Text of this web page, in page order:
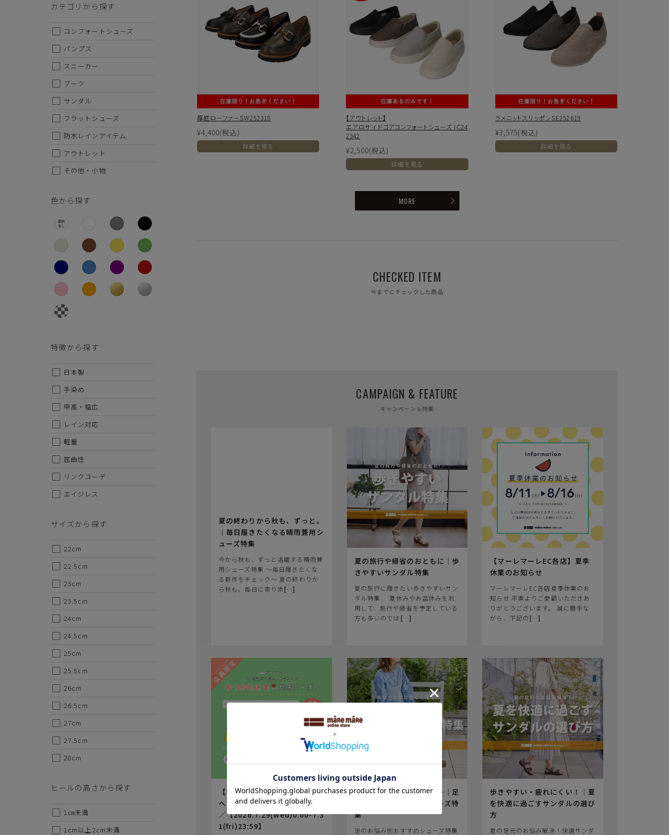
厚底ローファーSW252318
¥4,400(税込)
詳細を見る
【アウトレット】
エアロサイドゴアコンフォートシューズ IC24
2342
¥2,500(税込)
詳細を見る
ラメニットスリッポンSE252619
¥3,575(税込)
詳細を見る
MORE
CHECKED ITEM
今までにチェックした商品
CAMPAIGN & FEATURE
キャンペーン＆特集
夏の終わりから秋も、ずっと。
｜毎日履きたくなる晴雨兼用シ
ューズ特集
今から秋も、ずっと活躍する晴雨兼
用シューズ特集 ～毎日履きたくな
る新作をチェック～ 夏の終わりか
ら秋も。毎日に寄り添[…]
夏の旅行や帰省のおともに｜歩
きやすいサンダル特集
夏の旅行に履きたい歩きやすいサン
ダル特集 ⠀ 夏休みやお盆休みを利
用して、旅行や帰省を予定している
方も多いのでは […]
【マーレマーレEC各店】夏季
休業のお知らせ
マーレマーレEC各店夏季休業のお
知らせ 平素よりご愛顧いただきあ
りがとうございます。 誠に勝手な
がら、下記の[…]
【本店】今月がんばったあなた
へ ＼おつかれさまクーポン🎁
／【2026.7.29(wed)0:00-7.3
1(fri)23:59】
幅広・甲高・外反母趾等…｜足
のお悩み別おすすめシューズ特
集
足のお悩み別おすすめシューズ特集
歩きやすい・疲れにくい！｜夏
を快適に過ごすサンダルの選び
方
夏の足元のお悩み解決！快適サンダ
カテゴリから探す
コンフォートシューズ
パンプス
スニーカー
ブーツ
サンダル
フラットシューズ
防水レインアイテム
アウトレット
その他・小物
色から探す
特徴から探す
日本製
手染め
甲高・幅広
レイン対応
軽量
屈曲性
リンクコーデ
エイジレス
サイズから探す
22cm
22.5cm
23cm
23.5cm
24cm
24.5cm
25cm
25.5cm
26cm
26.5cm
27cm
27.5cm
28cm
ヒールの高さから探す
1㎝未満
1cm以上2cm未満
代金のお支払い方法について
いただけます。ご指定可能な時間帯は「午前中」、「14～16
時」、「16～18時」、「18～20時」、「19～21時」となっ
クレジットカードでのお支払いについて
ご注意事項
・セール/アウトレット商品の交換・返品は原則としてご遠慮願います。
・掲載されております商品の色はPCモニターにより色目に相違が生じる場合があります。予めご了承下さい。
・掲載されております画像を許可無くご使用にならないで下さい。お使いになりたい場合はお問い合せよりご連絡下さい。
・ご試着につきましては必ず屋内でお願いします。
24.5cm
27.5cm
28cm
5cm以上6cm未満
6cm以上7cm未満
7cm以上8cm未満
8cm以上
上記条件で絞り込む